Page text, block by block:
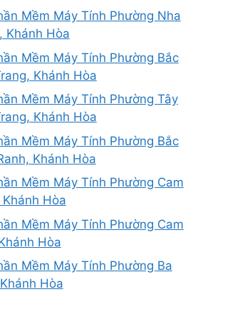
Mềm Máy Tính Phường Nha
Khánh Hòa
Mềm Máy Tính Phường Bắc
Khánh Hòa
Mềm Máy Tính Phường Tây
Khánh Hòa
Mềm Máy Tính Phường Bắc
Khánh Hòa
Mềm Máy Tính Phường Cam
Khánh Hòa
Mềm Máy Tính Phường Cam
Hòa
Mềm Máy Tính Phường Ba
Hòa